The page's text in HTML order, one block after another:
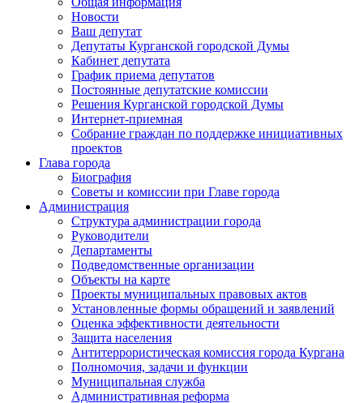
Новости
Ваш депутат
Депутаты Курганской городской Думы
Кабинет депутата
График приема депутатов
Постоянные депутатские комиссии
Решения Курганской городской Думы
Интернет-приемная
Собрание граждан по поддержке инициативных
проектов
Глава города
Биография
Советы и комиссии при Главе города
Администрация
Структура администрации города
Руководители
Департаменты
Подведомственные организации
Объекты на карте
Проекты муниципальных правовых актов
Установленные формы обращений и заявлений
Оценка эффективности деятельности
Защита населения
Антитеррористическая комиссия города Кургана
Полномочия, задачи и функции
Муниципальная служба
Административная реформа